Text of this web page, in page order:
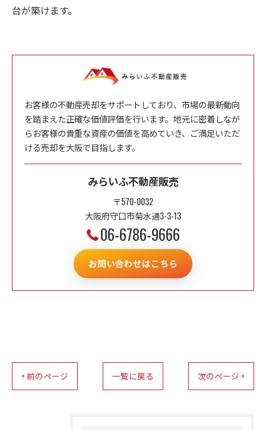
台が築けます。
お客様の不動産売却をサポートしており、市場の最新動向
を踏まえた正確な価値評価を行います。地元に密着しなが
らお客様の貴重な資産の価値を高めていき、ご満足いただ
ける売却を大阪で目指します。
みらいふ不動産販売
〒570-0032
大阪府守口市菊水通3-3-13
06-6786-9666
お問い合わせはこちら
< 前のページ 一覧に戻る 次のページ >